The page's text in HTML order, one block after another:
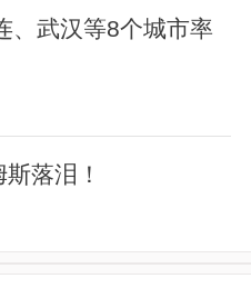
、武汉等8个城市率
落泪！